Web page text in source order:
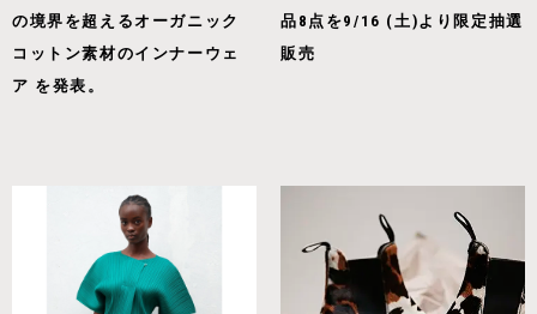
の境界を超えるオーガニック
コットン素材のインナーウェ
ア を発表。
品8点を9/16 (土)より限定抽選
販売